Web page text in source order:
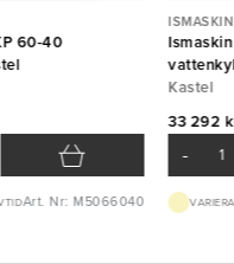
60-40
Art. Nr: M5066040
ISMASKIN
Kastel
33 292
-